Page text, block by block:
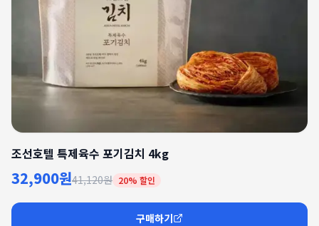
조선호텔 특제육수 포기김치 4kg
32,900원41,120원 20% 할인
구매하기